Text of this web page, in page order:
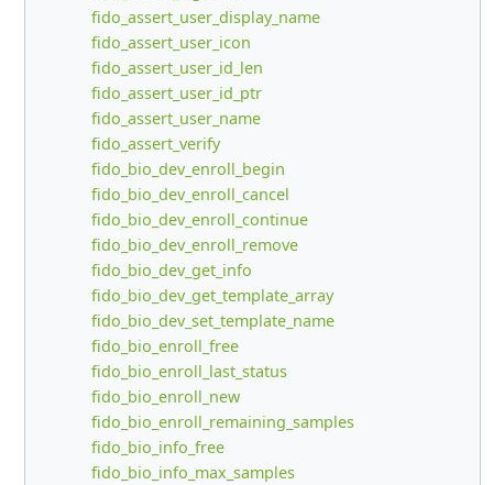
fido_assert_user_display_name
fido_assert_user_icon
fido_assert_user_id_len
fido_assert_user_id_ptr
fido_assert_user_name
fido_assert_verify
fido_bio_dev_enroll_begin
fido_bio_dev_enroll_cancel
fido_bio_dev_enroll_continue
fido_bio_dev_enroll_remove
fido_bio_dev_get_info
fido_bio_dev_get_template_array
fido_bio_dev_set_template_name
fido_bio_enroll_free
fido_bio_enroll_last_status
fido_bio_enroll_new
fido_bio_enroll_remaining_samples
fido_bio_info_free
fido_bio_info_max_samples